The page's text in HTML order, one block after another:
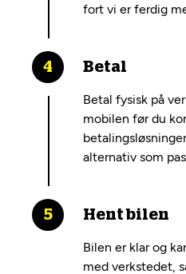
fort vi er ferdig
Betal
Betal fysisk på
mobilen før du
alternativ som
Hent bilen
Bilen er klar og
med verkstedet,